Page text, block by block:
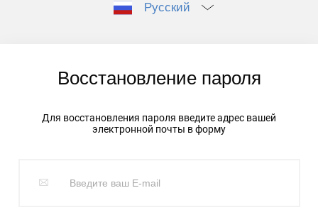
Русский
Восстановление пароля
Для восстановления пароля введите адрес вашей
электронной почты в форму